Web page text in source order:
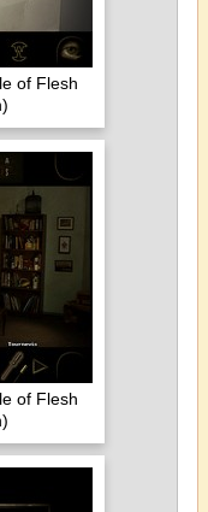
of Flesh
of Flesh